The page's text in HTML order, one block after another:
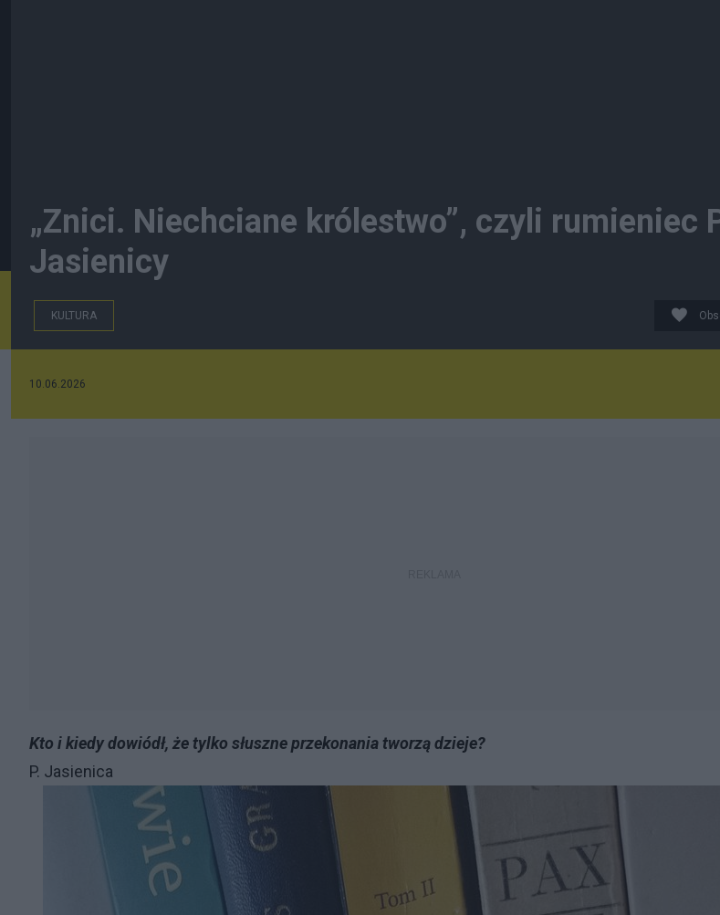
„Znici. Niechciane królestwo”, czyli rumieniec
Jasienicy
KULTURA
10.06.2026
Kto i kiedy dowiódł, że tylko słuszne przekonania tworzą dzieje?
P. Jasienica